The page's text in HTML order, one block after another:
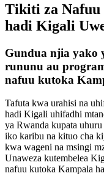
Tikiti za Nafuu
hadi Kigali
Gundua njia yako
rununu au
nafuu kutoka
Tafuta kwa urahisi na
hadi Kigali uhifadhi
ya Rwanda kupata
iko karibu na kituo cha
kwa wageni na msingi
Unaweza kutembelea
nafuu kutoka Kampala